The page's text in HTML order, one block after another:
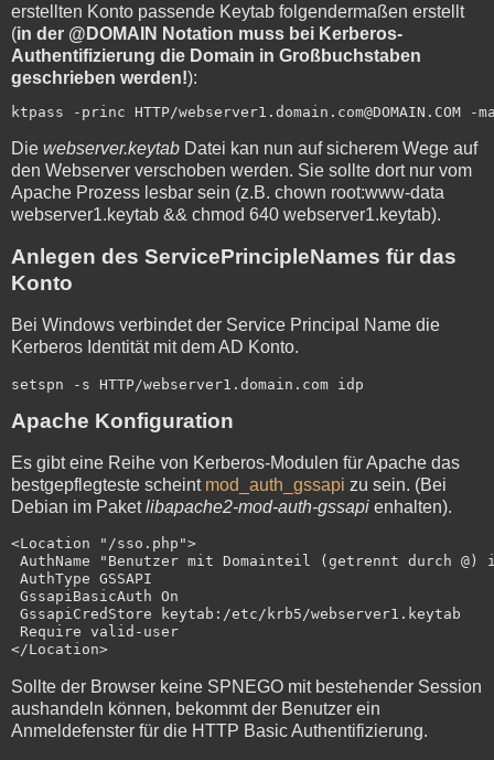
erstellten Konto passende Keytab folgendermaßen erstellt
(in der @DOMAIN Notation muss bei Kerberos-
Authentifizierung die Domain in Großbuchstaben
geschrieben werden!):
ktpass -princ HTTP/webserver1.domain.com@DOMAIN.COM
Die webserver.keytab Datei kan nun auf sicherem Wege auf
den Webserver verschoben werden. Sie sollte dort nur vom
Apache Prozess lesbar sein (z.B. chown root:www-data
webserver1.keytab && chmod 640 webserver1.keytab).
Anlegen des ServicePrincipleNames für das
Konto
Bei Windows verbindet der Service Principal Name die
Kerberos Identität mit dem AD Konto.
setspn -s HTTP/webserver1.domain.com idp
Apache Konfiguration
Es gibt eine Reihe von Kerberos-Modulen für Apache das
bestgepflegteste scheint mod_auth_gssapi zu sein. (Bei
Debian im Paketlibapache2-mod-auth-gssapi enhalten).
<Location "/sso.php">
AuthName "Benutzer mit Domainteil (getrennt durch @) in
AuthType GSSAPI
GssapiBasicAuth On
GssapiCredStore keytab:/etc/krb5/webserver1.keytab
Require valid-user
Sollte der Browser keine SPNEGO mit bestehender Session
aushandeln können, bekommt der Benutzer ein
Anmeldefenster für die HTTP Basic Authentifizierung.